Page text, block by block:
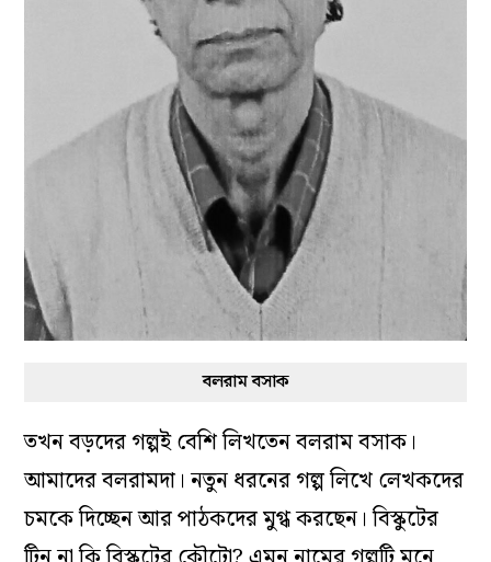
বলরাম বসাক
তখন বড়দের গল্পই বেশি লিখতেন বলরাম বসাক।
আমাদের বলরামদা। নতুন ধরনের গল্প লিখে লেখকদের
চমকে দিচ্ছেন আর পাঠকদের মুগ্ধ করছেন। বিস্কুটের